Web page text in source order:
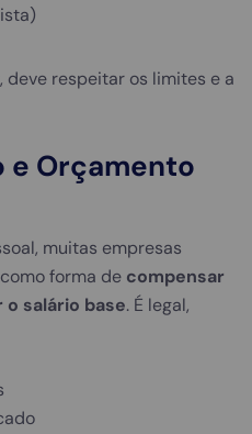
deve respeitar os limites e a
e Orçamento
muitas empresas
forma de compensar
salário base. É legal,